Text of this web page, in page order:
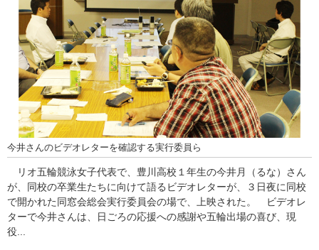
今井さんのビデオレターを確認する実行委員ら
リオ五輪競泳女子代表で、豊川高校１年生の今井月（るな）さん
が、同校の卒業生たちに向けて語るビデオレターが、３日夜に同校
で開かれた同窓会総会実行委員会の場で、上映された。 ビデオレ
ターで今井さんは、日ごろの応援への感謝や五輪出場の喜び、現
役...